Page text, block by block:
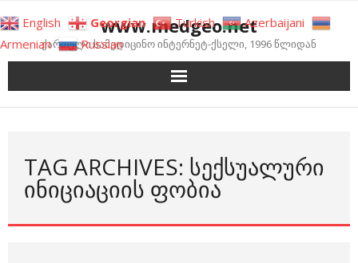
to
content
www.medgeo.net
ქართული სამედიცინო ინტერნეტ-ქსელი, 1996 წლიდან
TAG ARCHIVES: ᲡᲔᲥᲡᲣᲐᲚᲣᲠᲘ
ᲘᲜᲘᲪᲘᲐᲪᲘᲘᲡ ᲤᲝᲑᲘᲐ
English Georgian Turkish
Azerbaijani
Armenian
Russian